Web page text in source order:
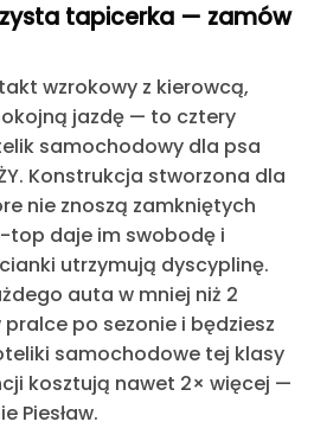
tapicerka — zamów
wzrokowy z kierowcą,
jazdę — to cztery
samochodowy dla psa
Konstrukcja stworzona dla
nie znoszą zamkniętych
daje im swobodę i
utrzymują dyscyplinę.
auta w mniej niż 2
po sezonie i będziesz
samochodowe tej klasy
kosztują nawet 2× więcej —
Piesław.